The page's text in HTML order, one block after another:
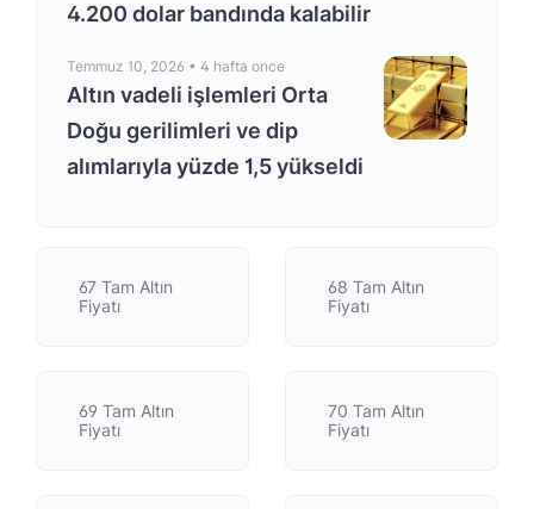
4.200 dolar bandında kalabilir
Temmuz 10, 2026 • 4 hafta once
Altın vadeli işlemleri Orta
Doğu gerilimleri ve dip
alımlarıyla yüzde 1,5 yükseldi
67 Tam Altın
Fiyatı
68 Tam Altın
Fiyatı
69 Tam Altın
Fiyatı
70 Tam Altın
Fiyatı